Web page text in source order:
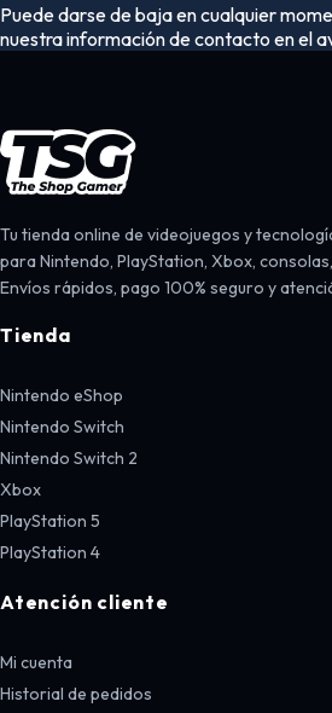
Puede darse de baja en cualquier
nuestra información de contacto en el
Tu tienda online de videojuegos y
para Nintendo, PlayStation, Xbox,
Envíos rápidos, pago 100% seguro y
Tienda
Nintendo eShop
Nintendo Switch
Nintendo Switch 2
Xbox
PlayStation 5
PlayStation 4
Atención cliente
Mi cuenta
Historial de pedidos